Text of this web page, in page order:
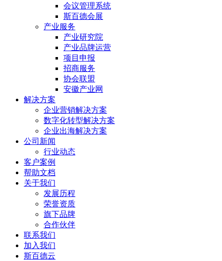
会议管理系统
斯百德会展
产业服务
产业研究院
产业品牌运营
项目申报
招商服务
协会联盟
安徽产业网
解决方案
企业营销解决方案
数字化转型解决方案
企业出海解决方案
公司新闻
行业动态
客户案例
帮助文档
关于我们
发展历程
荣誉资质
旗下品牌
合作伙伴
联系我们
加入我们
斯百德云